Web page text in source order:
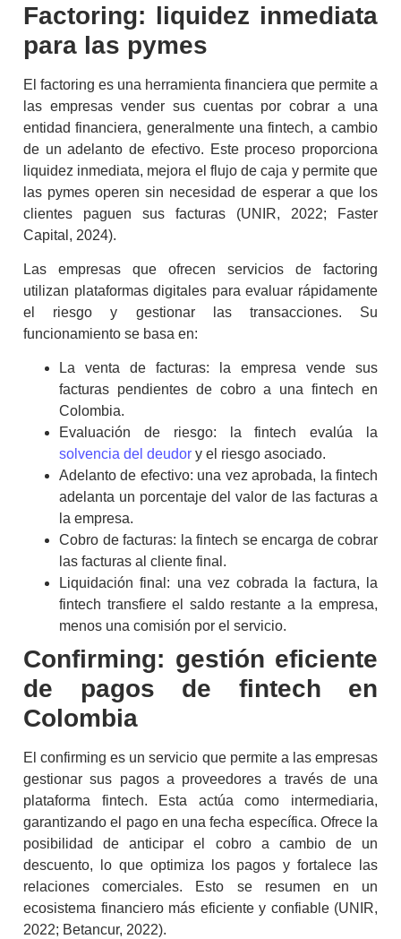
Factoring: liquidez inmediata
para las pymes
El factoring es una herramienta financiera que permite a
las empresas vender sus cuentas por cobrar a una
entidad financiera, generalmente unafintech, a cambio
de un adelanto de efectivo. Este proceso proporciona
liquidez inmediata, mejora el flujo de caja y permite que
las pymes operen sin necesidad de esperar a que los
clientes paguen sus facturas (UNIR, 2022; Faster
Capital, 2024).
Las empresas que ofrecen servicios de factoring
utilizan plataformas digitales para evaluar rápidamente
el riesgo y gestionar las transacciones. Su
funcionamiento se basa en:
La venta de facturas: la empresa vende sus
facturas pendientes de cobro a unafintech en
Colombia.
Evaluación de riesgo: lafintech evalúa la
solvencia del deudor y el riesgo asociado.
Adelanto de efectivo: una vez aprobada, la fintech
adelanta un porcentaje del valor de las facturas a
la empresa.
Cobro de facturas: la fintech se encarga de cobrar
las facturas al cliente final.
Liquidación final: una vez cobrada la factura, la
fintech transfiere el saldo restante a la empresa,
menos una comisión por el servicio.
Confirming: gestión eficiente
de pagos de fintech en
Colombia
Elconfirming es un servicio que permite a las empresas
gestionar sus pagos a proveedores a través de una
plataforma fintech. Esta actúa como intermediaria,
garantizando el pago en una fecha específica. Ofrece la
posibilidad de anticipar el cobro a cambio de un
descuento, lo que optimiza los pagos y fortalece las
relaciones comerciales. Esto se resumen en un
ecosistema financiero más eficiente y confiable (UNIR,
2022; Betancur, 2022).